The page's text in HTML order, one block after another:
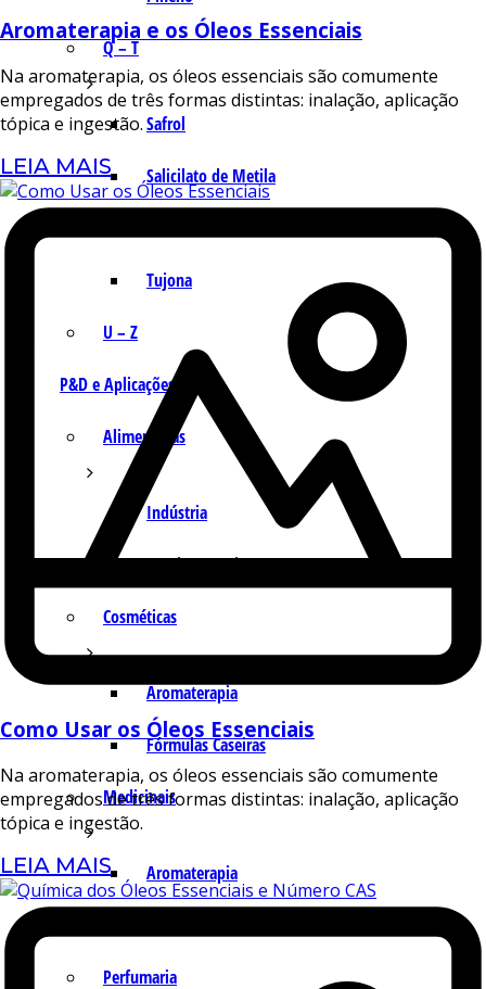
Q – T
Safrol
Salicilato de Metila
Tujona
U – Z
P&D e Aplicações
Alimentícias
Indústria
Receitas Caseiras
Cosméticas
Aromaterapia
Fórmulas Caseiras
Medicinais
Aromaterapia
Perfumaria
Aromaterapia e os Óleos Essenciais
Na aromaterapia, os óleos essenciais são comumente
empregados de três formas distintas: inalação, aplicação
tópica e ingestão.
LEIA MAIS
Como Usar os Óleos Essenciais
Na aromaterapia, os óleos essenciais são comumente
empregados de três formas distintas: inalação, aplicação
tópica e ingestão.
LEIA MAIS